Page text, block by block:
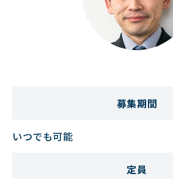
募集期間
いつでも可能
定員